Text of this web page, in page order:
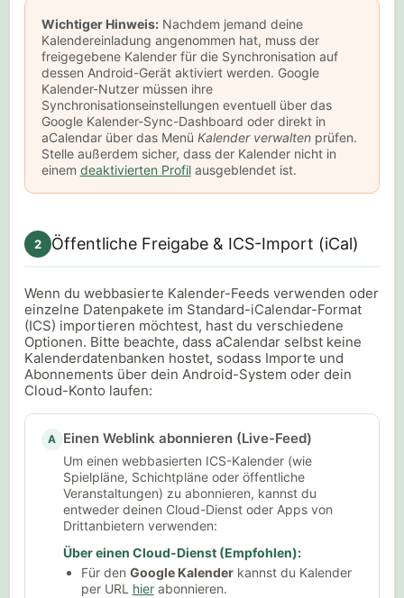
Wichtiger Hinweis:Nachdem jemand deine
Kalendereinladung angenommen hat, muss der
freigegebene Kalender für die Synchronisation auf
dessen Android-Gerät aktiviert werden. Google
Kalender-Nutzer müssen ihre
Synchronisationseinstellungen eventuell über das
Google Kalender-Sync-Dashboard oder direkt in
aCalendar über das Menü Kalender verwaltenprüfen.
Stelle außerdem sicher, dass der Kalender nicht in
einem deaktivierten Profilausgeblendet ist.
2 Öffentliche Freigabe & ICS-Import (iCal)
Wenn du webbasierte Kalender-Feeds verwenden oder
einzelne Datenpakete im Standard-iCalendar-Format
(ICS) importieren möchtest, hast du verschiedene
Optionen. Bitte beachte, dass aCalendar selbst keine
Kalenderdatenbanken hostet, sodass Importe und
Abonnements über dein Android-System oder dein
Cloud-Konto laufen:
A Einen Weblink abonnieren (Live-Feed)
Um einen webbasierten ICS-Kalender (wie
Spielpläne, Schichtpläne oder öffentliche
Veranstaltungen) zu abonnieren, kannst du
entweder deinen Cloud-Dienst oder Apps von
Drittanbietern verwenden:
Über einen Cloud-Dienst (Empfohlen):
Für den Google Kalenderkannst du Kalender
per URL hierabonnieren.